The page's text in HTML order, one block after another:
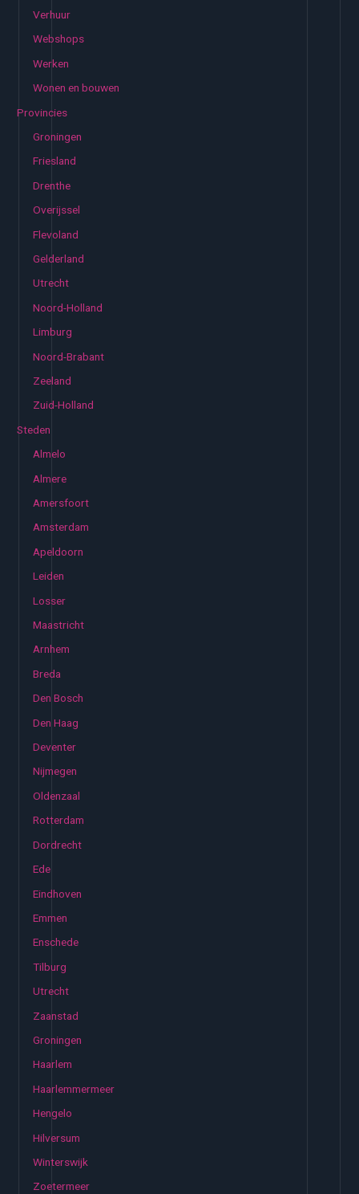
Verhuur
Webshops
Werken
Wonen en bouwen
Provincies
Groningen
Friesland
Drenthe
Overijssel
Flevoland
Gelderland
Utrecht
Noord-Holland
Limburg
Noord-Brabant
Zeeland
Zuid-Holland
Steden
Almelo
Almere
Amersfoort
Amsterdam
Apeldoorn
Leiden
Losser
Maastricht
Arnhem
Breda
Den Bosch
Den Haag
Deventer
Nijmegen
Oldenzaal
Rotterdam
Dordrecht
Ede
Eindhoven
Emmen
Enschede
Tilburg
Utrecht
Zaanstad
Groningen
Haarlem
Haarlemmermeer
Hengelo
Hilversum
Winterswijk
Zoetermeer